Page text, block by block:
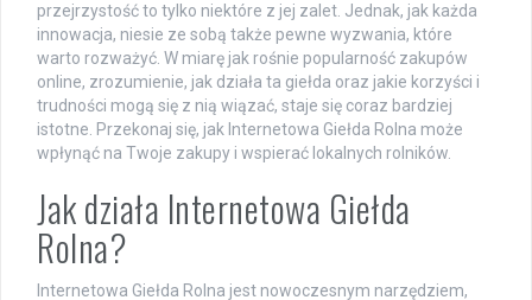
przejrzystość to tylko niektóre z jej zalet. Jednak, jak każda
innowacja, niesie ze sobą także pewne wyzwania, które
warto rozważyć. W miarę jak rośnie popularność zakupów
online, zrozumienie, jak działa ta giełda oraz jakie korzyści i
trudności mogą się z nią wiązać, staje się coraz bardziej
istotne. Przekonaj się, jak Internetowa Giełda Rolna może
wpłynąć na Twoje zakupy i wspierać lokalnych rolników.
Jak działa Internetowa Giełda
Rolna?
Internetowa Giełda Rolna jest nowoczesnym narzędziem,